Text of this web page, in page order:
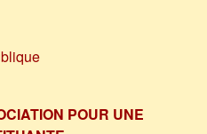
POUR UNE